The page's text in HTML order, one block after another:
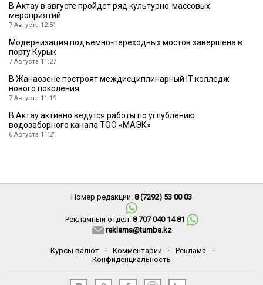
В Актау в августе пройдет ряд культурно-массовых
мероприятий
7 Августа 12:51
Модернизация подъемно-переходных мостов завершена в
порту Курык
7 Августа 11:27
В Жанаозене построят междисциплинарный IT-колледж
нового поколения
7 Августа 11:19
В Актау активно ведутся работы по углублению
водозаборного канала ТОО «МАЭК»
6 Августа 11:21
Номер редакции: 8 (7292) 53 00 03
Рекламный отдел: 8 707 040 14 81
reklama@tumba.kz
Курсы валют · Комментарии · Реклама
·
Конфиденциальность